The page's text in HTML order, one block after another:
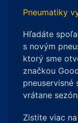
5
R13
75T
Pneumatiky
Hľadáte
s novým
ktorý sme
značkou
pneuservisné
vrátane
Zistite viac